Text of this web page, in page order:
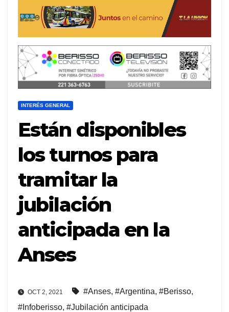
INTERÉS GENERAL
Están disponibles
los turnos para
tramitar la
jubilación
anticipada en la
Anses
OCT 2, 2021 #Anses, #Argentina, #Berisso,
#Infoberisso, #Jubilación anticipada